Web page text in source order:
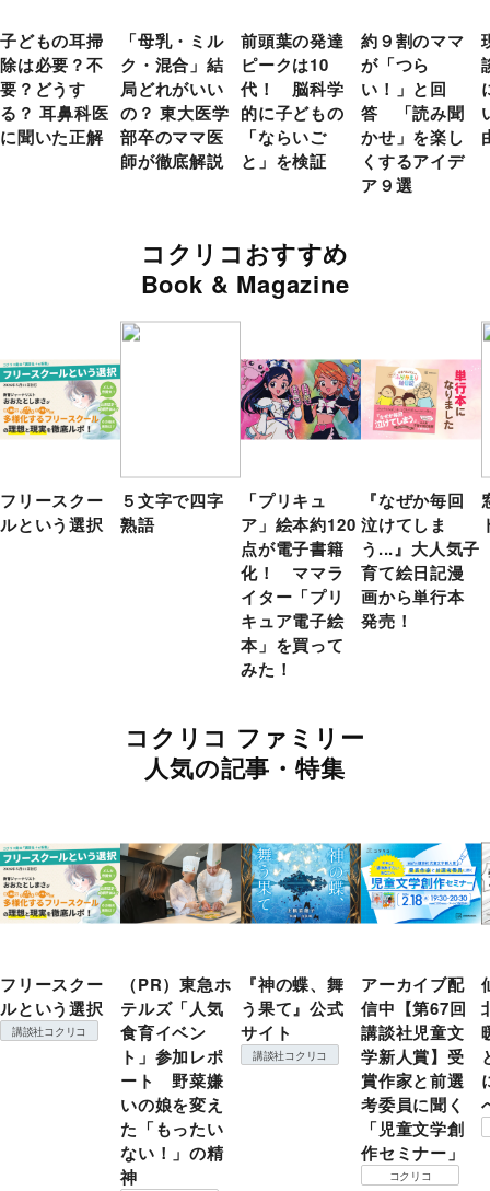
子どもの耳掃
除は必要？不
要？どうす
る？ 耳鼻科医
に聞いた正解
「母乳・ミル
ク・混合」結
局どれがいい
の？ 東大医学
部卒のママ医
師が徹底解説
前頭葉の発達
ピークは10
代！ 脳科学
的に子どもの
「ならいご
と」を検証
約９割のママ
が「つら
い！」と回
答 「読み聞
かせ」を楽し
くするアイデ
ア９選
コクリコおすすめ
Book & Magazine
フリースクー
ルという選択
５文字で四字
熟語
「プリキュ
ア」絵本約120
点が電子書籍
化！ ママラ
イター「プリ
キュア電子絵
本」を買って
みた！
『なぜか毎回
泣けてしま
う...』大人気子
育て絵日記漫
画から単行本
発売！
コクリコ ファミリー
人気の記事・特集
フリースクー
ルという選択
講談社コクリコ
（PR）東急ホ
テルズ「人気
食育イベン
ト」参加レポ
ート 野菜嫌
いの娘を変え
た「もったい
ない！」の精
神
『神の蝶、舞
う果て』公式
サイト
講談社コクリコ
アーカイブ配
信中【第67回
講談社児童文
学新人賞】受
賞作家と前選
考委員に聞く
「児童文学創
作セミナー」
コクリコ